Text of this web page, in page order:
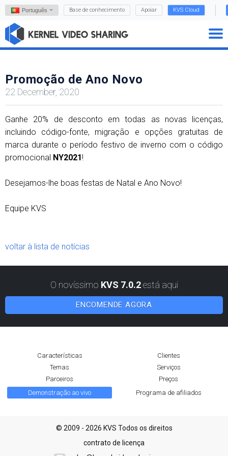
Português Base de conhecimento Apoiar KVS Cloud
Promoção de Ano Novo
22 December, 2020
Ganhe 20% de desconto em todas as novas licenças,
incluindo código-fonte, migração e opções gratuitas de
marca durante o período festivo de inverno com o código
promocional NY2021!
Desejamos-lhe boas festas de Natal e Ano Novo!
Equipe KVS
voltar à lista de notícias
O novíssimo KVS 7.0.2está aqui
ENCOMENDE AGORA
Características
Clientes
Temas
Serviços
Parceiros
Preços
Demonstração ao vivo
Programa de afiliados
© 2009 - 2026 KVS Todos os direitos
contrato de licença